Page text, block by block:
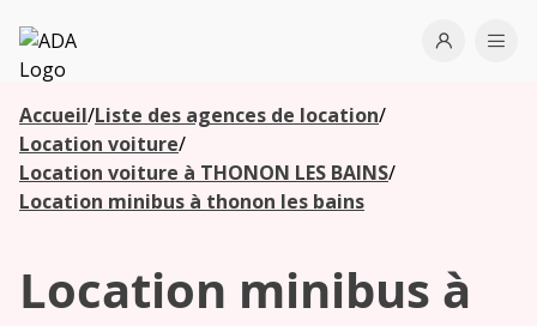
ADA
Open
Accueil/Liste des agences de location/
Location voiture/
Location voiture à THONON LES BAINS/
Location minibus à thonon les bains
Location minibus à
Les
agences à
proximité
Commencez
votre